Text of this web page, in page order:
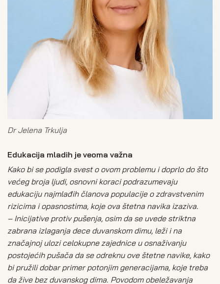
Dr Jelena Trkulja
Edukacija mladih je veoma važna
Kako bi se podigla svest o ovom problemu i doprlo do što
većeg broja ljudi, osnovni koraci podrazumevaju
edukaciju najmlađih članova populacije o zdravstvenim
rizicima i opasnostima, koje ova štetna navika izaziva.
– Inicijative protiv pušenja, osim da se uvede striktna
zabrana izlaganja dece duvanskom dimu, leži i na
značajnoj ulozi celokupne zajednice u osnaživanju
postojećih pušača da se odreknu ove štetne navike, kako
bi pružili dobar primer potonjim generacijama, koje treba
da žive bez duvanskog dima. Povodom obeležavanja